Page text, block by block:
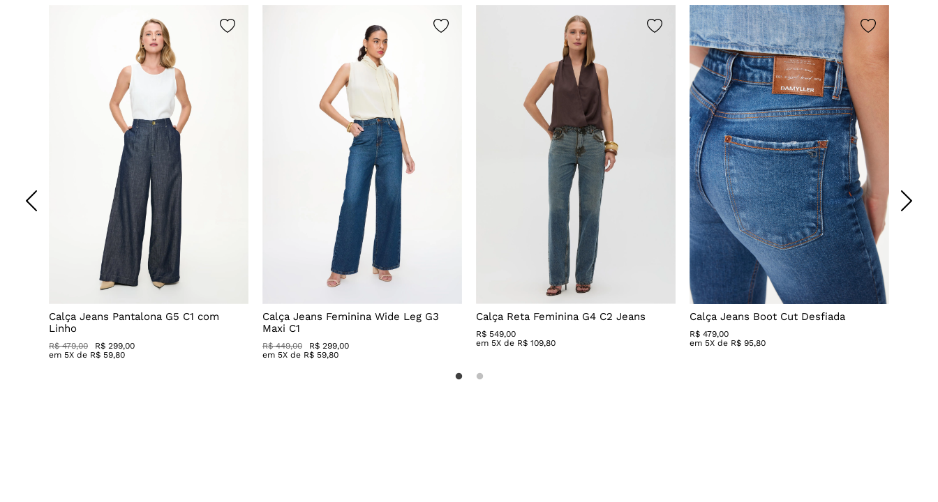
Calça Jeans Pantalona G5 C1 com
Linho
R$ 479,00
R$ 299,00
em 5X de R$ 59,80
Calça Jeans Feminina Wide Leg G3
Maxi C1
R$ 449,00
R$ 299,00
em 5X de R$ 59,80
Calça Reta Feminina G4 C2 Jeans
R$ 549,00
em 5X de R$ 109,80
Calça Jeans Boot Cut Desfiada
R$ 479,00
em 5X de R$ 95,80